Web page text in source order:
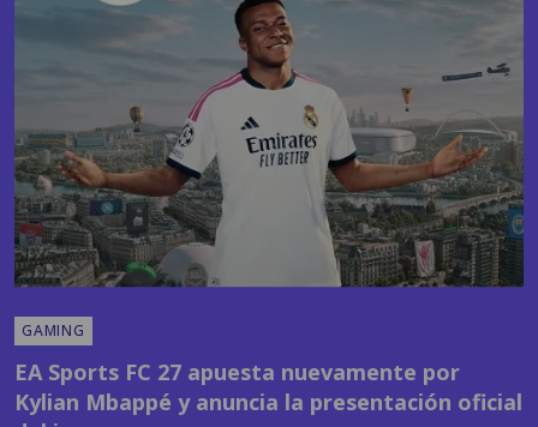
GAMING
Kylian Mbappé y anuncia la presentación oficial
del juego
PORSANDY SANDOVAL 09:24 AM, JUL 22